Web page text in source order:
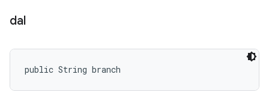
dal
public String branch